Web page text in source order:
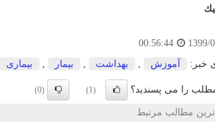
1399/
00:56:44
خبر: آموزش , بهداشت , بیمار , بیماری
را می پسندید؟ (1)
(0)
ترین مطالب مرتبط